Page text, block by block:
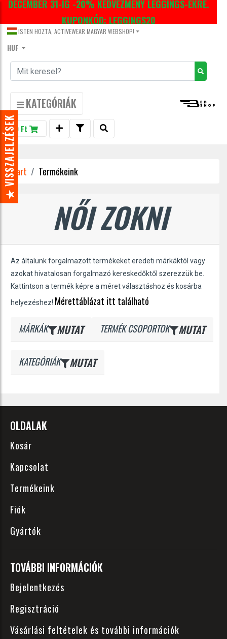
DECEMBER 31-IG -20% KEDVEZMÉNY LEGGINGS-EKRE.
KUPONKÓD: LEGGINGS20
ISTEN HOZTA, ACTIVEWEAR MAGYAR WEBSHOP!
HUF
KATEGÓRIÁK
0 Ft
Start Termékeink
NŐI ZOKNI
Az általunk forgalmazott termékeket eredeti márkáktól vagy
azokat hivatalosan forgalmazó kereskedőktől szerezzük be.
Kattintson a termék képre a méret választáshoz és kosárba
helyezéshez! Mérettáblázat itt található
MÁRKÁK MUTAT TERMÉK CSOPORTOK MUTAT
KATEGÓRIÁK MUTAT
OLDALAK
Kosár
Kapcsolat
Termékeink
Fiók
Gyártók
TOVÁBBI INFORMÁCIÓK
Bejelentkezés
Regisztráció
Vásárlási feltételek és további információk
★ VISSZAJELZÉSEK